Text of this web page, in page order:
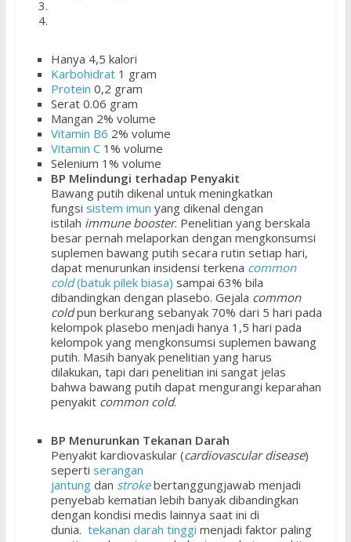
Hanya 4,5 kalori
Karbohidrat1 gram
Protein 0,2 gram
Serat 0.06 gram
Mangan 2% volume
Vitamin B6 2% volume
Vitamin C1% volume
Selenium 1% volume
BP Melindungi terhadap Penyakit
Bawang putih dikenal untuk meningkatkan
fungsi sistem imun yang dikenal dengan
istilah immune booster. Penelitian yang berskala
besar pernah melaporkan dengan mengkonsumsi
suplemen bawang putih secara rutin setiap hari,
dapat menurunkan insidensi terkena common
cold(batuk pilek biasa) sampai 63% bila
dibandingkan dengan plasebo. Gejala common
coldpun berkurang sebanyak 70% dari 5 hari pada
kelompok plasebo menjadi hanya 1,5 hari pada
kelompok yang mengkonsumsi suplemen bawang
putih. Masih banyak penelitian yang harus
dilakukan, tapi dari penelitian ini sangat jelas
bahwa bawang putih dapat mengurangi keparahan
penyakit common cold.
BP Menurunkan Tekanan Darah
Penyakit kardiovaskular (cardiovascular disease)
seperti serangan
jantungdan strokebertanggungjawab menjadi
penyebab kematian lebih banyak dibandingkan
dengan kondisi medis lainnya saat ini di
dunia. tekanan darah tinggi menjadi faktor paling